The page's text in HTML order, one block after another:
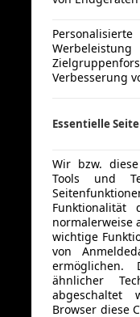
Verbesserung
Essentielle
Wir bzw.
Tools und
Funktionalität
normalerweise
wichtige
von
ermöglichen.
ähnlicher
abgeschaltet
Browser diese